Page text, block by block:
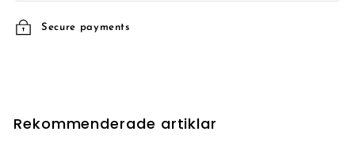
Secure payments
Rekommenderade artiklar